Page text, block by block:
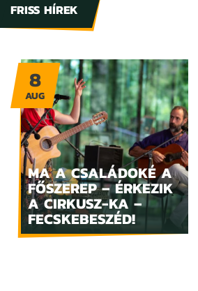
FRISS HÍREK
MA A CSALÁDOKÉ A
FŐSZEREP – ÉRKEZIK
A CIRKUSZ-KA –
FECSKEBESZÉD!
8
AUG